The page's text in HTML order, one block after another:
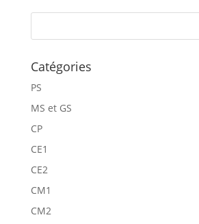
Catégories
PS
MS et GS
CP
CE1
CE2
CM1
CM2